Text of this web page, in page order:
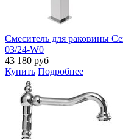
Смеситель для раковины
03/24-W0
43 180 руб
Купить Подробнее